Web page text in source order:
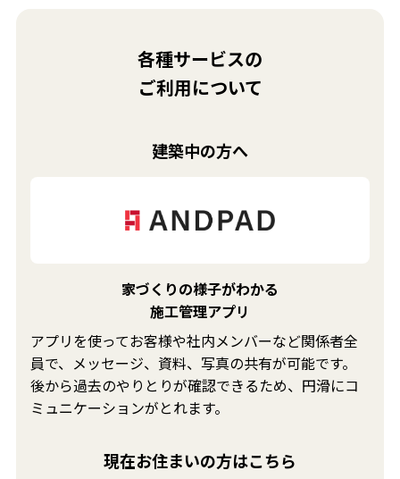
各種サービスの
ご利用について
建築中の方へ
家づくりの様子がわかる
施工管理アプリ
アプリを使ってお客様や社内メンバーなど関係者全
員で、メッセージ、資料、写真の共有が可能です。
後から過去のやりとりが確認できるため、円滑にコ
ミュニケーションがとれます。
現在お住まいの方はこちら